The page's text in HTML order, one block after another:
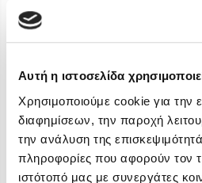
Αυτή η ιστοσελίδα
Χρησιμοποιούμε cookie για την
διαφημίσεων, την παροχή
την ανάλυση της
πληροφορίες που αφορούν τον
ιστότοπό μας με συνεργάτες
3 βιβλία βασισμένα σε αληθινά
Τεστ: Ποιο αστυνομικό βιβλίο σου
Μια λέξη που συχνά νιώθεις αλλά
Τι είναι η νευροποικιλότητα; Η
Συγχαρητήρια, Πέθανες! Μια
μυθολογίας
3 βιβλία που μπορείς να
Εύκολη συνταγή για chicken BBQ
Τσεντόμια Μιγιάτοβιτς